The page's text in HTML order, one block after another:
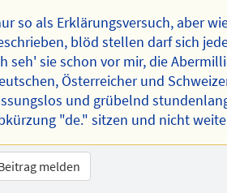
so als Erklärungsversuch, aber
blöd stellen darf sich
seh' sie schon vor mir, die
Österreicher und
und grübelnd
"de." sitzen und nicht
melden